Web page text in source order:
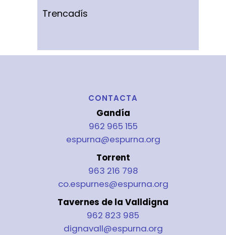
Trencadís
CONTACTA
Gandía
962 965 155
espurna@espurna.org
Torrent
963 216 798
co.espurnes@espurna.org
Tavernes de la Valldigna
962 823 985
dignavall@espurna.org